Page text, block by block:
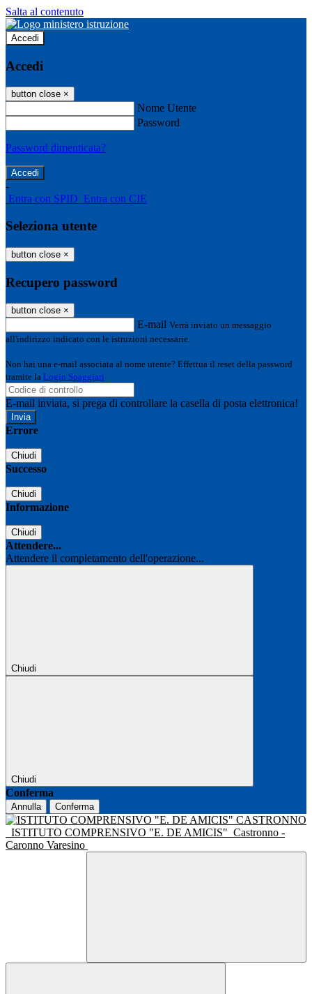
Salta al contenuto
Accedi
Accedi
button close ×
Nome Utente
Password
Password dimenticata?
-
Entra con SPID Entra con CIE
Seleziona utente
button close ×
Recupero password
button close ×
E-mail Verrà inviato un messaggio
all'indirizzo indicato con le istruzioni necessarie.
Non hai una e-mail associata al nome utente? Effettua il reset della password
tramite la Login Spaggiari
E-mail inviata, si prega di controllare la casella di posta elettronica!
Errore
Chiudi
Successo
Chiudi
Informazione
Chiudi
Attendere...
Attendere il completamento dell'operazione...
Chiudi
Chiudi
Conferma
Annulla Conferma
ISTITUTO COMPRENSIVO "E. DE AMICIS" Castronno -
Caronno Varesino